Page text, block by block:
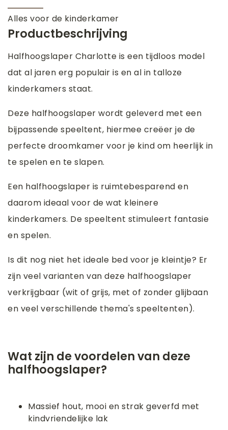
Alles voor de kinderkamer
Productbeschrijving
Halfhoogslaper Charlotte is een tijdloos model
dat al jaren erg populair is en al in talloze
kinderkamers staat.
Deze halfhoogslaper wordt geleverd met een
bijpassende speeltent, hiermee creëer je de
perfecte droomkamer voor je kind om heerlijk in
te spelen en te slapen.
Een halfhoogslaper is ruimtebesparend en
daarom ideaal voor de wat kleinere
kinderkamers. De speeltent stimuleert fantasie
en spelen.
Is dit nog niet het ideale bed voor je kleintje? Er
zijn veel varianten van deze halfhoogslaper
verkrijgbaar (wit of grijs, met of zonder glijbaan
en veel verschillende thema's speeltenten).
Wat zijn de voordelen van deze
halfhoogslaper?
Massief hout, mooi en strak geverfd met
kindvriendelijke lak